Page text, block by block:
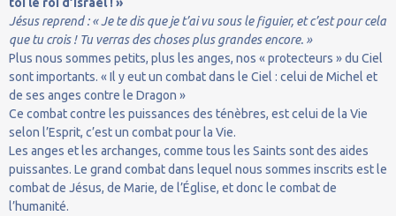
Jésus reprend : « Je te dis que je t’ai vu sous le figuier, et c’est pour cela
que tu crois ! Tu verras des choses plus grandes encore. »
Plus nous sommes petits, plus les anges, nos « protecteurs » du Ciel
sont importants. « Il y eut un combat dans le Ciel : celui de Michel et
de ses anges contre le Dragon »
Ce combat contre les puissances des ténèbres, est celui de la Vie
selon l’Esprit, c’est un combat pour la Vie.
Les anges et les archanges, comme tous les Saints sont des aides
puissantes. Le grand combat dans lequel nous sommes inscrits est le
combat de Jésus, de Marie, de l’Église, et donc le combat de
l’humanité.